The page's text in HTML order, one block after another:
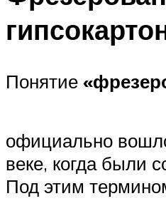
Понятие
официально
веке, когда были
Под этим